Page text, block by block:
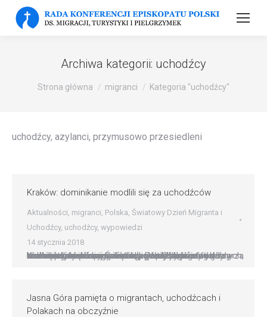
Archiwa kategorii: uchodźcy
Strona główna migranci Kategoria "uchodźcy"
uchodźcy, azylanci, przymusowo przesiedleni
Kraków: dominikanie modlili się za uchodźców
Aktualności, migranci, Polska, Światowy Dzień Migranta i
Uchodźcy, uchodźcy, wypowiedzi
14 stycznia 2018
Kraków: dominikanie modlili się za uchodźców W obchodzony dzisiaj Światowy Dzień Migranta i Uchodźcy, krakowscy dominikanie Mszę św. konwentualną odprawili według specjalnego formularza za uchodźców i wygnańców. – W życiu każdego wierzącego człowieka następuje taki moment, gdy trzeba zostawić za sobą to, co usłyszeliśmy od innych, trzeba postawić swój własny odważny, samodzielny krok na drodze…
Jasna Góra pamięta o migrantach, uchodźcach i
Polakach na obczyźnie